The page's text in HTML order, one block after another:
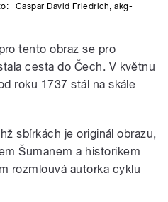
Caspar David Friedrich ,akg-
tento obraz se pro
cesta do Čech. V květnu
roku 1737 stál na skále
sbírkách je originál obrazu,
Šumanem a historikem
rozmlouvá autorka cyklu